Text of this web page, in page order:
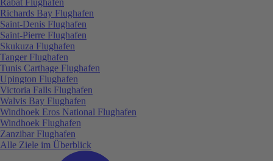
Richards Bay Flughafen
Saint-Denis Flughafen
Saint-Pierre Flughafen
Skukuza Flughafen
Tanger Flughafen
Tunis Carthage Flughafen
Upington Flughafen
Victoria Falls Flughafen
Walvis Bay Flughafen
Windhoek Eros National Flughafen
Windhoek Flughafen
Zanzibar Flughafen
Alle Ziele im Überblick